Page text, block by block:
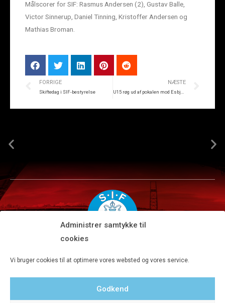
Administrer samtykke til
cookies
Vi bruger cookies til at optimere vores websted og vores service.
Godkend
Målscorer for SIF: Rasmus Andersen (2), Gustav Balle,
Victor Sinnerup, Daniel Tinning, Kristoffer Andersen og
Mathias Broman.
FORRIGE
Skiftedag i SIF-bestyrelse
NÆSTE
U15 røg ud af pokalen mod Esbjerg
Tlf 8680 4477 · Fax 8680 4647 · Kontortid man-fre kl. 9-15